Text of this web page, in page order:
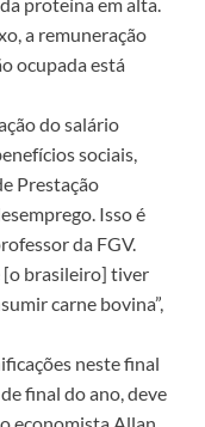
a remuneração
ocupada está
do salário
sociais,
Prestação
Isso é
da FGV.
[o brasileiro] tiver
carne bovina”,
neste final
final do ano, deve